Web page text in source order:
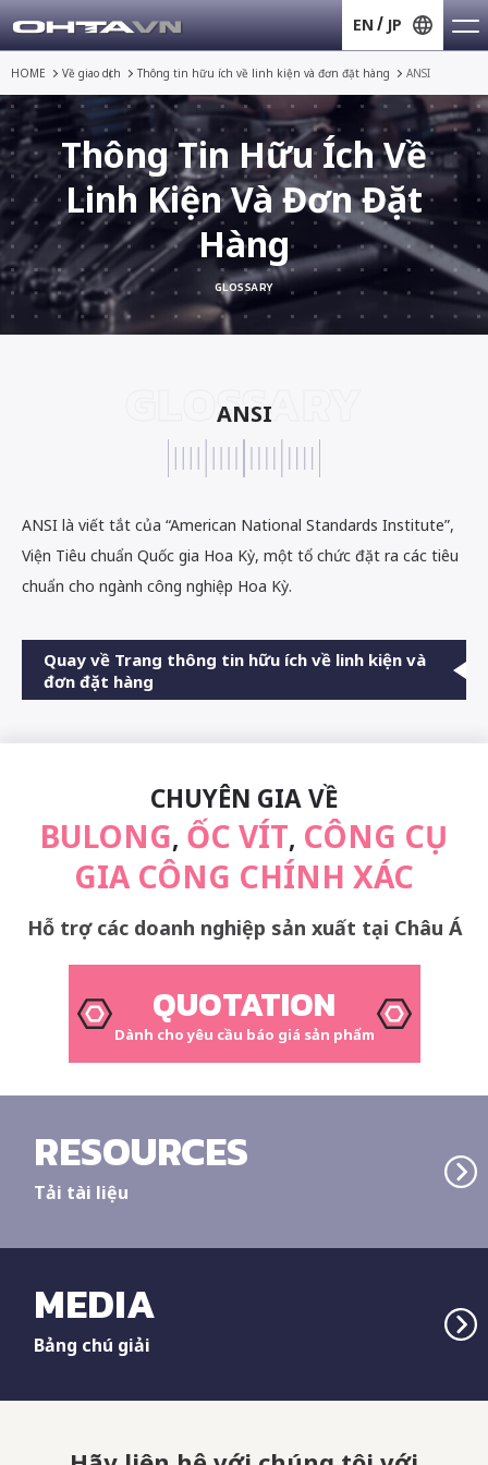
EN JP
HOME Về giao dịch Thông tin hữu ích về linh kiện và đơn đặt hàng ANSI
Thông Tin Hữu Ích Về
Linh Kiện Và Đơn Đặt
Hàng
GLOSSARY
GLOSSARY
ANSI
ANSI là viết tắt của “American National Standards Institute”,
Viện Tiêu chuẩn Quốc gia Hoa Kỳ, một tổ chức đặt ra các tiêu
chuẩn cho ngành công nghiệp Hoa Kỳ.
Quay về Trang thông tin hữu ích về linh kiện và
đơn đặt hàng
CHUYÊN GIA VỀ
BULONG, ỐC VÍT, CÔNG CỤ
GIA CÔNG CHÍNH XÁC
Hỗ trợ các doanh nghiệp sản xuất tại Châu Á
QUOTATION
Dành cho yêu cầu báo giá sản phẩm
RESOURCES
Tải tài liệu
MEDIA
Bảng chú giải